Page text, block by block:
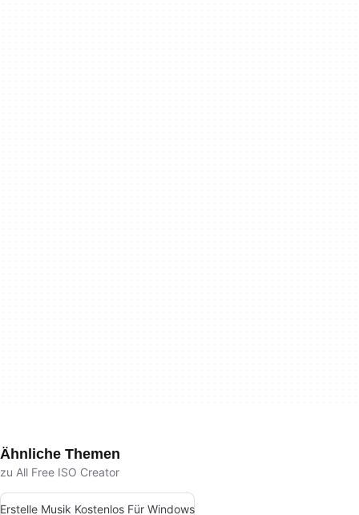
Ähnliche Themen
zu All Free ISO Creator
Erstelle Musik Kostenlos Für Windows